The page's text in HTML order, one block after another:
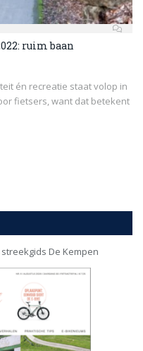
ruim baan
én recreatie staat volop in
fietsers, want dat betekent
De Kempen